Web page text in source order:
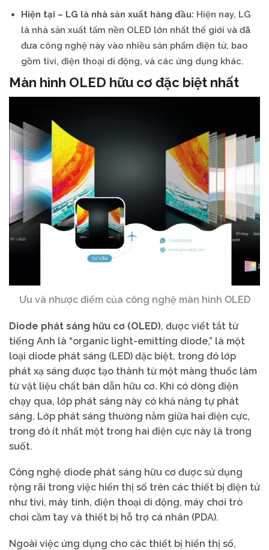
Hiện tại – LG là nhà sản xuất hàng đầu: Hiện nay, LG
là nhà sản xuất tấm nền OLED lớn nhất thế giới và đã
đưa công nghệ này vào nhiều sản phẩm điện tử, bao
gồm tivi, điện thoại di động, và các ứng dụng khác.
Màn hình OLED hữu cơ đặc biệt nhất
Ưu và nhược điểm của công nghệ màn hình OLED
Diode phát sáng hữu cơ (OLED), được viết tắt từ
tiếng Anh là “organic light-emitting diode,” là một
loại diode phát sáng (LED) đặc biệt, trong đó lớp
phát xạ sáng được tạo thành từ một màng thuốc làm
từ vật liệu chất bán dẫn hữu cơ. Khi có dòng điện
chạy qua, lớp phát sáng này có khả năng tự phát
sáng. Lớp phát sáng thường nằm giữa hai điện cực,
trong đó ít nhất một trong hai điện cực này là trong
suốt.
Công nghệ diode phát sáng hữu cơ được sử dụng
rộng rãi trong việc hiển thị số trên các thiết bị điện tử
như tivi, máy tính, điện thoại di động, máy chơi trò
chơi cầm tay và thiết bị hỗ trợ cá nhân (PDA).
Ngoài việc ứng dụng cho các thiết bị hiển thị số,